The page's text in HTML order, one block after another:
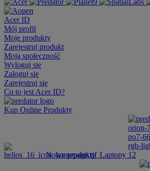
Acer ID
Mój profil
Moje produkty
Zarejestruj produkt
Moja społeczność
Wyloguj się
Zaloguj się
Zarejestruj się
Co to jest Acer ID?
Kup Online Produkty
Nowe produkty Laptopy